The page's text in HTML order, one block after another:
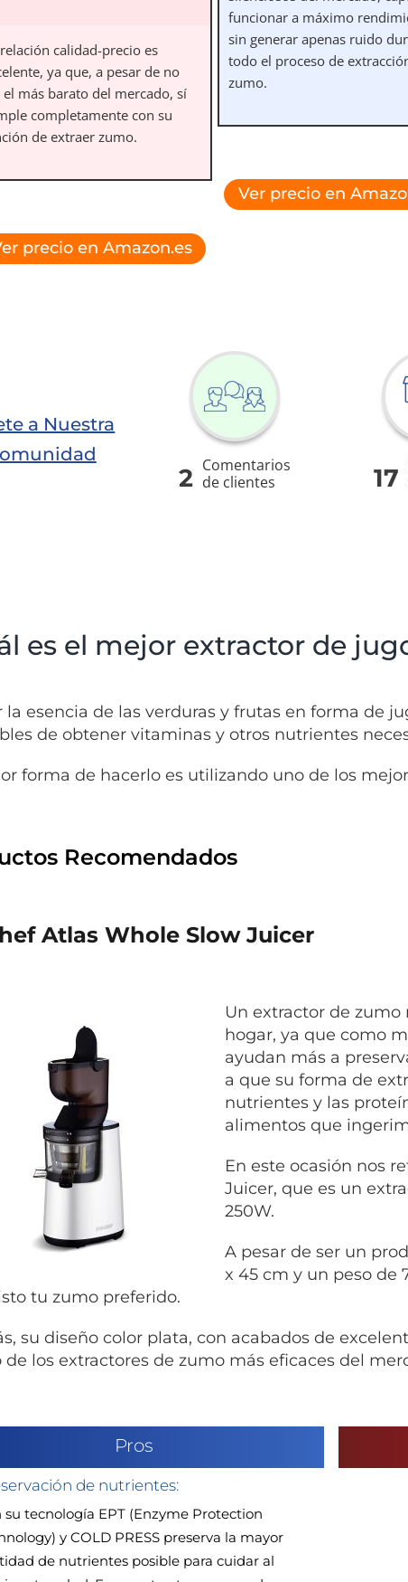
calidad-precio es
ya que, a pesar de no
el más barato del mercado, sí
completamente con su
de extraer zumo.
precio en Amazon.es
funcionar a máximo
sin generar apenas ruido
todo el proceso de
zumo.
Ver precio en
a Nuestra
2 Comentarios
de clientes
17
es el mejor extractor de
la esencia de las verduras y frutas en forma de
de obtener vitaminas y otros nutrientes
forma de hacerlo es utilizando uno de los
Recomendados
Atlas Whole Slow Juicer
Un extractor de
hogar, ya que como
ayudan más a
a que su forma de
nutrientes y las
alimentos que
En este ocasión nos
Juicer, que es un
250W.
A pesar de ser un
x 45 cm y un peso de
tu zumo preferido.
su diseño color plata, con acabados de
de los extractores de zumo más eficaces del
Pros
de nutrientes:
su tecnología EPT (Enzyme Protection
y COLD PRESS preserva la mayor
de nutrientes posible para cuidar al